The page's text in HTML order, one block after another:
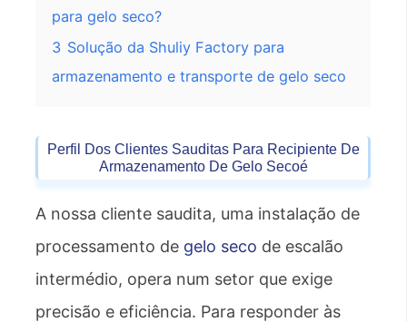
para gelo seco?
3 Solução da Shuliy Factory para
armazenamento e transporte de gelo seco
Perfil Dos Clientes Sauditas Para Recipiente De
Armazenamento De Gelo SecoÉ
A nossa cliente saudita, uma instalação de
processamento de gelo seco de escalão
intermédio, opera num setor que exige
precisão e eficiência. Para responder às